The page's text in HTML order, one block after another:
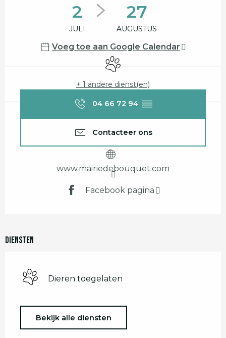
2
JULI
27
AUGUSTUS
Voeg toe aan Google Calendar
Dieren toegelaten
+ 1 andere dienst(en)
04 66 72 94 ▒▒
Contacteer ons
www.mairiedebouquet.com
Facebook pagina
Diensten
Dieren toegelaten
Bekijk alle diensten